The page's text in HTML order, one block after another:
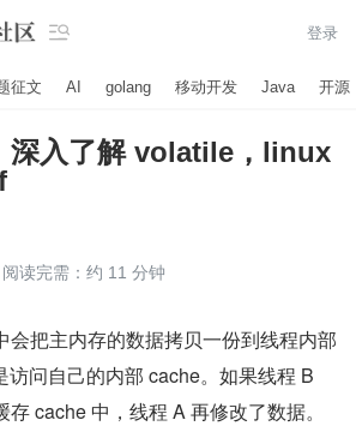
 登录
征文 AI golang 移动开发 Java 开源
深入了解 volatile，linux
阅读完需：约 11 分钟
会把主内存的数据拷贝一份到线程内部
访问自己的内部 cache。如果线程 B
cache 中，线程 A 再修改了数据。